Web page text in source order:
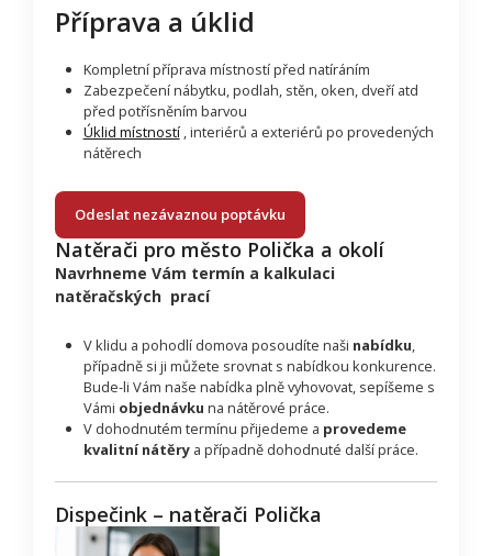
Příprava a úklid
Kompletní příprava místností před natíráním
Zabezpečení nábytku, podlah, stěn, oken, dveří atd
před potřísněním barvou
Úklid místností, interiérů a exteriérů po provedených
nátěrech
Odeslat nezávaznou poptávku
Natěrači pro město Polička a okolí
Navrhneme Vám termín a kalkulaci
natěračských prací
V klidu a pohodlí domova posoudíte naši nabídku,
případně si ji můžete srovnat s nabídkou konkurence.
Bude-li Vám naše nabídka plně vyhovovat, sepíšeme s
Vámi objednávku na nátěrové práce.
V dohodnutém termínu přijedeme a provedeme
kvalitní nátěrya případně dohodnuté další práce.
Dispečink – natěrači Polička